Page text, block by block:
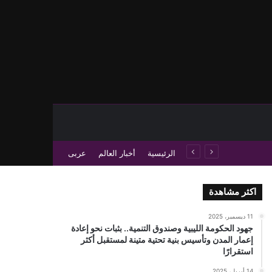
الرئيسية أخبار العالم عربى
اكثر مشاهدة
11 ديسمبر، 2025
جهود الحكومة الليبية وصندوق التنمية.. بثبات نحو إعادة
إعمار المدن وتأسيس بنية تحتية متينة لمستقبل أكثر
استقرارًا